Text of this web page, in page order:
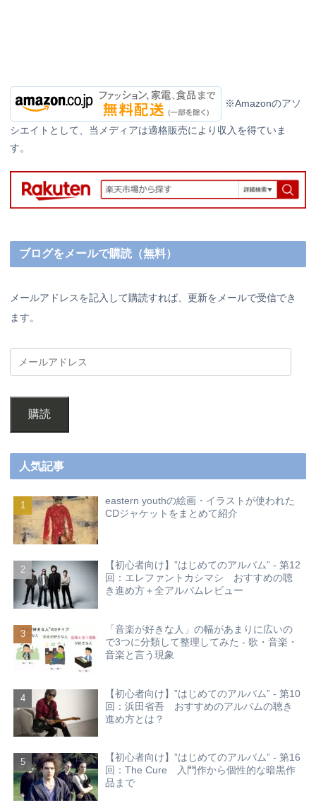
※Amazonのアソ
シエイトとして、当メディアは適格販売により収入を得ていま
す。
ブログをメールで購読（無料）
メールアドレスを記入して購読すれば、更新をメールで受信でき
ます。
購読
人気記事
eastern youthの絵画・イラストが使われた
CDジャケットをまとめて紹介
【初心者向け】”はじめてのアルバム” - 第12
回：エレファントカシマシ おすすめの聴
き進め方＋全アルバムレビュー
「音楽が好きな人」の幅があまりに広いの
で3つに分類して整理してみた - 歌・音楽・
音楽と言う現象
【初心者向け】”はじめてのアルバム” - 第10
回：浜田省吾 おすすめのアルバムの聴き
進め方とは？
【初心者向け】”はじめてのアルバム” - 第16
回：The Cure 入門作から個性的な暗黒作
品まで